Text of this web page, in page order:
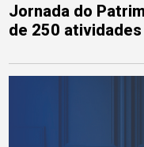
Jornada do
de 250